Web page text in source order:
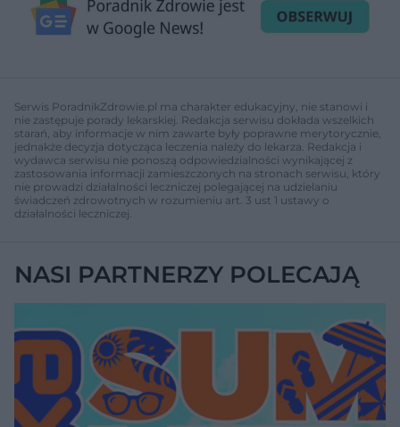
Serwis PoradnikZdrowie.pl ma charakter edukacyjny, nie stanowi i
nie zastępuje porady lekarskiej. Redakcja serwisu dokłada wszelkich
starań, aby informacje w nim zawarte były poprawne merytorycznie,
jednakże decyzja dotycząca leczenia należy do lekarza. Redakcja i
wydawca serwisu nie ponoszą odpowiedzialności wynikającej z
zastosowania informacji zamieszczonych na stronach serwisu, który
nie prowadzi działalności leczniczej polegającej na udzielaniu
świadczeń zdrowotnych w rozumieniu art. 3 ust 1 ustawy o
działalności leczniczej.
NASI PARTNERZY POLECAJĄ